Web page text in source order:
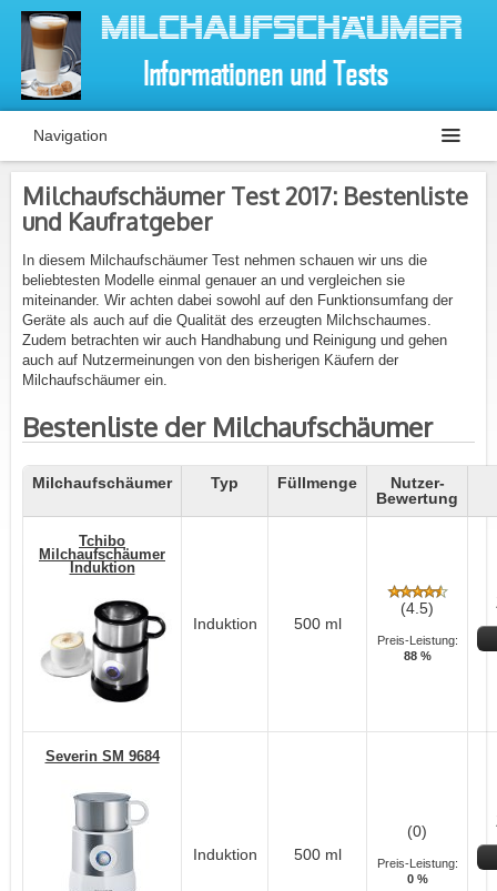
Navigation
Milchaufschäumer Test 2017: Bestenliste
und Kaufratgeber
In diesem Milchaufschäumer Test nehmen schauen wir uns die
beliebtesten Modelle einmal genauer an und vergleichen sie
miteinander. Wir achten dabei sowohl auf den Funktionsumfang der
Geräte als auch auf die Qualität des erzeugten Milchschaumes.
Zudem betrachten wir auch Handhabung und Reinigung und gehen
auch auf Nutzermeinungen von den bisherigen Käufern der
Milchaufschäumer ein.
Bestenliste der Milchaufschäumer
Milchaufschäumer Typ Füllmenge
Nutzer-
Bewertung
Tchibo
Milchaufschäumer
Induktion
Induktion 500 ml
(4.5)
Preis-Leistung:
88 %
Severin SM 9684
Induktion 500 ml
(0)
Preis-Leistung:
0 %